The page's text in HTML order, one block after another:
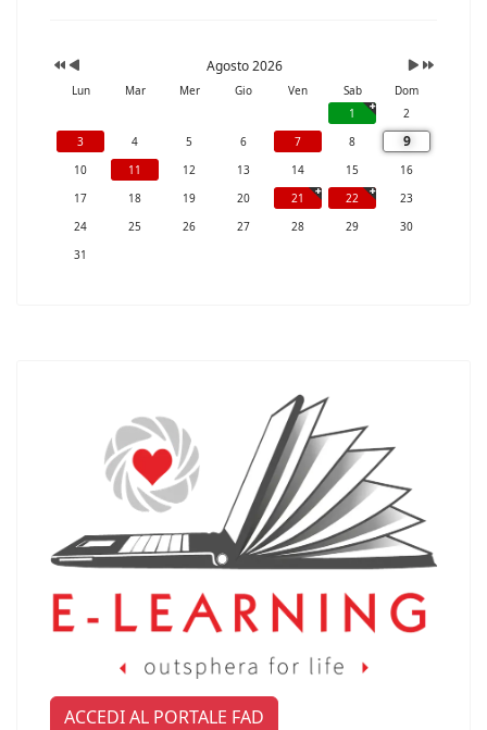
Agosto 2026
Lun Mar Mer Gio Ven Sab
Dom
1
2
3
4 5 6 7 8 9
10 11 12 13 14 15
16
17
18 19 20 21 22
23
24
25 26 27 28 29
30
31
ACCEDI AL PORTALE FAD